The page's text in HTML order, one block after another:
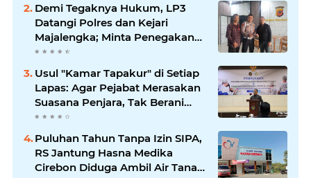
Demi Tegaknya Hukum, LP3
Datangi Polres dan Kejari
Majalengka; Minta Penegakan
Proporsional: Restoratif untuk
Lemah, Tegas untuk Narkoba &
Oknum
Usul "Kamar Tapakur" di Setiap
Lapas: Agar Pejabat Merasakan
Suasana Penjara, Tak Berani
Korupsi dan Menyalahgunakan
Amanah
Puluhan Tahun Tanpa Izin SIPA,
RS Jantung Hasna Medika
Cirebon Diduga Ambil Air Tanah